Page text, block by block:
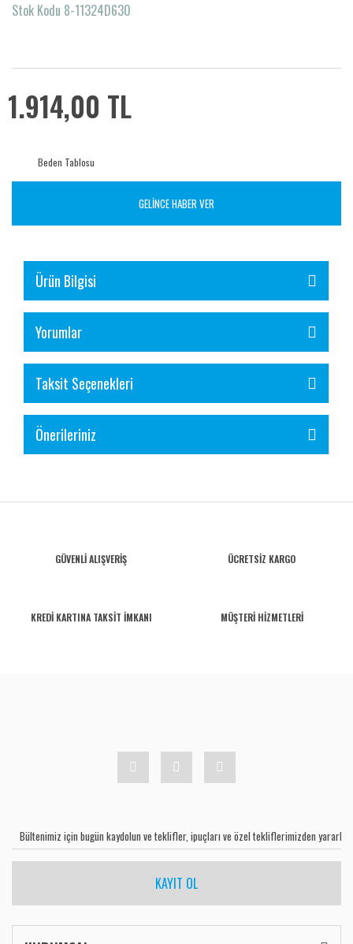
Stok Kodu 8-11324D630
1.914,00 TL
Beden Tablosu
GELİNCE HABER VER
Ürün Bilgisi
Yorumlar
Taksit Seçenekleri
Önerileriniz
GÜVENLİ ALIŞVERİŞ ÜCRETSİZ KARGO
KREDİ KARTINA TAKSİT İMKANI MÜŞTERİ HİZMETLERİ
KAYIT OL